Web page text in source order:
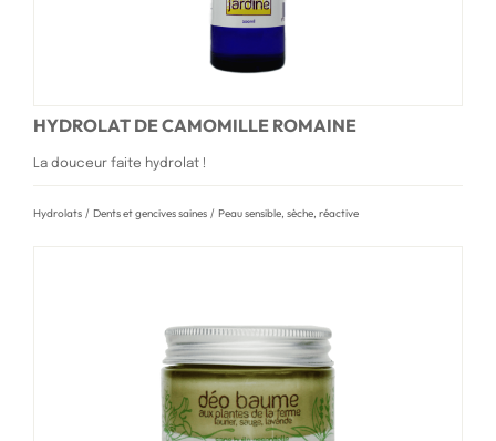
HYDROLAT DE CAMOMILLE ROMAINE
La douceur faite hydrolat !
Hydrolats / Dents et gencives saines / Peau sensible, sèche, réactive